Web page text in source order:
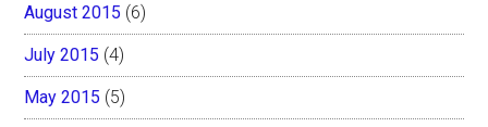
August 2015 (6)
July 2015 (4)
May 2015 (5)